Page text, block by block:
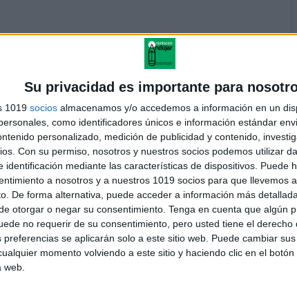
Su privacidad es importante para
1019 socios almacenamos y/o accedemos a información en un
como identificadores únicos e información estándar
personalizado, medición de publicidad y contenido,
Con su permiso, nosotros y nuestros socios podemos utilizar
identificación mediante las características de dispositivos. Puede
a nosotros y a nuestros 1019 socios para que llevemos
De forma alternativa, puede acceder a información más
otorgar o negar su consentimiento. Tenga en cuenta que algún
no requerir de su consentimiento, pero usted tiene el derecho
preferencias se aplicarán solo a este sitio web. Puede cambiar
momento volviendo a este sitio y haciendo clic en el
MENTAL TENER UN
BEBE
un blog, es la apuesta personal de dos profesores Ginés y
son los encargados de los contenidos que encontramos
la mayor parte del tiempo, que sus tareas como docentes, y
les permite.